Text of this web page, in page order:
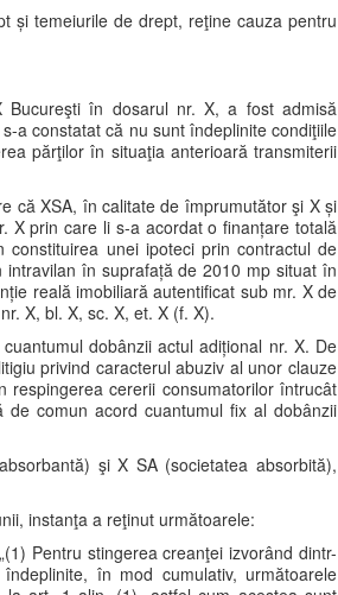
și temeiurile de drept, reţine cauza pentru
Bucureşti în dosarul nr. X, a fost admisă
a constatat că nu sunt îndeplinite condiţiile
părţilor în situaţia anterioară transmiterii
că XSA, în calitate de împrumutător şi X și
X prin care li s-a acordat o finanțare totală
unei ipoteci prin contractul de
în suprafață de 2010 mp situat în
reală imobiliară autentificat sub mr. X de
X, bl. X, sc. X, et. X (f. X).
dobânzii actul adițional nr. X. De
privind caracterul abuziv al unor clauze
cererii consumatorilor întrucât
comun acord cuantumul fix al dobânzii
şi X SA (societatea absorbită),
instanţa a reţinut următoarele:
Pentru stingerea creanţei izvorând dintr-
în mod cumulativ, următoarele